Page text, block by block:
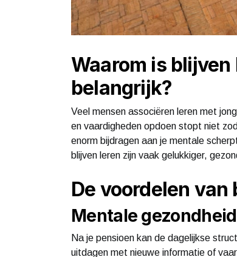
Waarom is
belangrijk?
Veel mensen associëren leren met
en vaardigheden opdoen stopt niet
enorm bijdragen aan je mentale
blijven leren zijn vaak gelukkiger,
De voordelen
Mentale
Na je pensioen kan de dagelijkse
uitdagen met nieuwe informatie of